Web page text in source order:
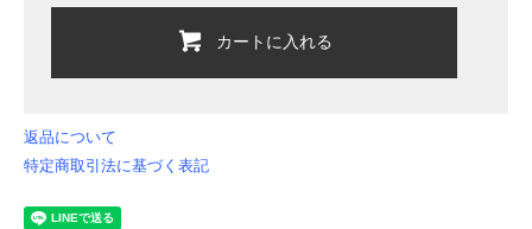
カートに入れる
返品について
特定商取引法に基づく表記